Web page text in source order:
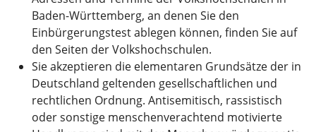
Baden-Württemberg, an denen Sie den
Einbürgerungstest ablegen können, finden Sie auf
den Seiten der Volkshochschulen.
Sie akzeptieren die elementaren Grundsätze der in
Deutschland geltenden gesellschaftlichen und
rechtlichen Ordnung. Antisemitisch, rassistisch
oder sonstige menschenverachtend motivierte